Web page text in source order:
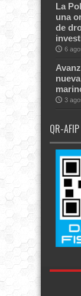
La
una
de
6
3
QR-AFIP